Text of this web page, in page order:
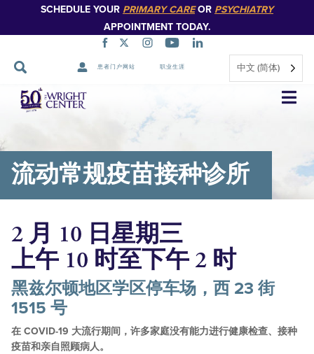
SCHEDULE YOUR PRIMARY CAREOR PSYCHIATRY
APPOINTMENT TODAY.
患者门户网站 职业生涯 中文 (简体)
跳
过
流动常规疫苗接种诊所
2 月 10 日星期三
上午 10 时至下午 2 时
黑兹尔顿地区学区停车场，西 23 街
1515 号
在 COVID-19 大流行期间，许多家庭没有能力进行健康检查、接种
疫苗和亲自照顾病人。